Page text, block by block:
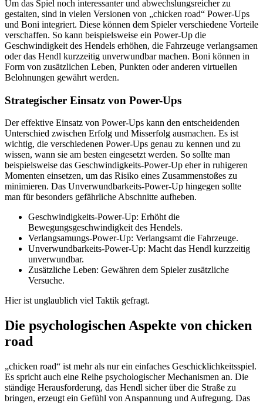
Um das Spiel noch interessanter und abwechslungsreicher zu
gestalten, sind in vielen Versionen von „chicken road“ Power-Ups
und Boni integriert. Diese können dem Spieler verschiedene Vorteile
verschaffen. So kann beispielsweise ein Power-Up die
Geschwindigkeit des Hendels erhöhen, die Fahrzeuge verlangsamen
oder das Hendl kurzzeitig unverwundbar machen. Boni können in
Form von zusätzlichen Leben, Punkten oder anderen virtuellen
Belohnungen gewährt werden.
Strategischer Einsatz von Power-Ups
Der effektive Einsatz von Power-Ups kann den entscheidenden
Unterschied zwischen Erfolg und Misserfolg ausmachen. Es ist
wichtig, die verschiedenen Power-Ups genau zu kennen und zu
wissen, wann sie am besten eingesetzt werden. So sollte man
beispielsweise das Geschwindigkeits-Power-Up eher in ruhigeren
Momenten einsetzen, um das Risiko eines Zusammenstoßes zu
minimieren. Das Unverwundbarkeits-Power-Up hingegen sollte
man für besonders gefährliche Abschnitte aufheben.
Geschwindigkeits-Power-Up: Erhöht die
Bewegungsgeschwindigkeit des Hendels.
Verlangsamungs-Power-Up: Verlangsamt die Fahrzeuge.
Unverwundbarkeits-Power-Up: Macht das Hendl kurzzeitig
unverwundbar.
Zusätzliche Leben: Gewähren dem Spieler zusätzliche
Versuche.
Hier ist unglaublich viel Taktik gefragt.
Die psychologischen Aspekte von chicken
road
„chicken road“ ist mehr als nur ein einfaches Geschicklichkeitsspiel.
Es spricht auch eine Reihe psychologischer Mechanismen an. Die
ständige Herausforderung, das Hendl sicher über die Straße zu
bringen, erzeugt ein Gefühl von Anspannung und Aufregung. Das